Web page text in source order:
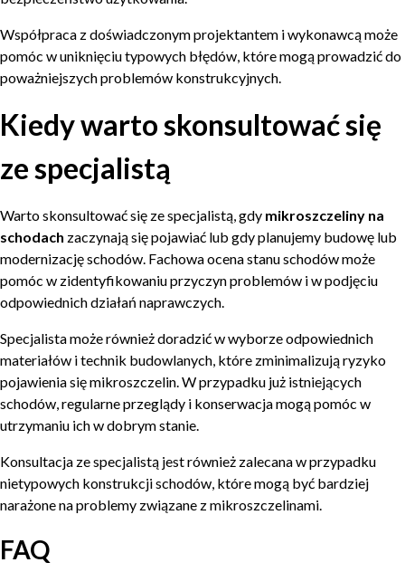
Współpraca z doświadczonym projektantem i wykonawcą może
pomóc w uniknięciu typowych błędów, które mogą prowadzić do
poważniejszych problemów konstrukcyjnych.
Kiedy warto skonsultować się
ze specjalistą
Warto skonsultować się ze specjalistą, gdy mikroszczeliny na
schodach zaczynają się pojawiać lub gdy planujemy budowę lub
modernizację schodów. Fachowa ocena stanu schodów może
pomóc w zidentyfikowaniu przyczyn problemów i w podjęciu
odpowiednich działań naprawczych.
Specjalista może również doradzić w wyborze odpowiednich
materiałów i technik budowlanych, które zminimalizują ryzyko
pojawienia się mikroszczelin. W przypadku już istniejących
schodów, regularne przeglądy i konserwacja mogą pomóc w
utrzymaniu ich w dobrym stanie.
Konsultacja ze specjalistą jest również zalecana w przypadku
nietypowych konstrukcji schodów, które mogą być bardziej
narażone na problemy związane z mikroszczelinami.
FAQ